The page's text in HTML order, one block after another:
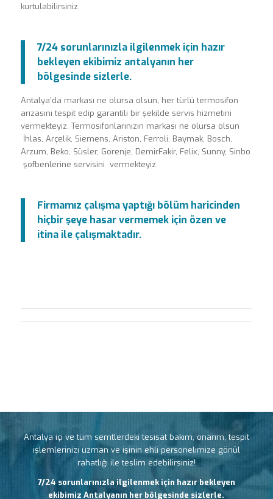
kurtulabilirsiniz.
7/24 sorunlarınızla ilgilenmek için hazır
bekleyen ekibimiz antalyanın her
bölgesinde sizlerle.
Antalya’da markası ne olursa olsun, her türlü termosifon
arızasını tespit edip garantili bir şekilde servis hizmetini
vermekteyiz. Termosifonlarınızın markası ne olursa olsun
İhlas, Arçelik, Siemens, Ariston, Ferroli, Baymak, Bosch,
Arzum, Beko, Süsler, Gorenje, DemirFakir, Felix, Sunny, Sinbo
şofbenlerine servisini vermekteyiz.
Firmamız çalışma yaptığı bölüm haricinden
hiçbir şeye hasar vermemek için özen ve
itina ile çalışmaktadır.
Antalya içi ve tüm semtlerdeki tesisat bakım, onarım, tespit
işlemlerinizi uzman ve işinin ehli personelimize gönül
rahatlığı ile teslim edebilirsiniz!
7/24 sorunlarınızla ilgilenmek için hazır bekleyen
ekibimiz Antalyanın her bölgesinde sizlerle.